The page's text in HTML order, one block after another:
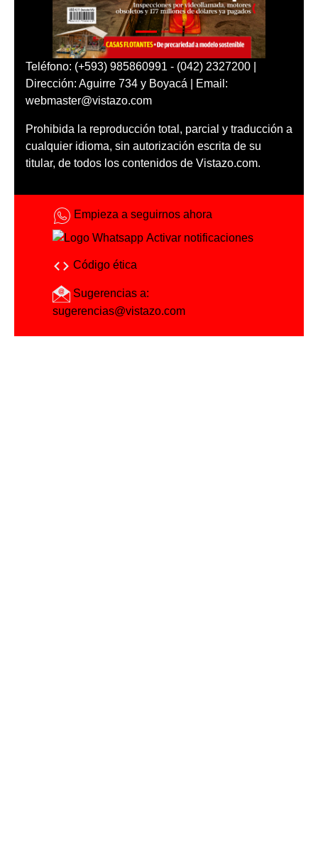
Teléfono: (+593) 985860991 - (042) 2327200 |
Dirección: Aguirre 734 y Boyacá | Email:
webmaster@vistazo.com
Prohibida la reproducción total, parcial y traducción a
cualquier idioma, sin autorización escrita de su
titular, de todos los contenidos de Vistazo.com.
Empieza a seguirnos ahora
Activar notificaciones
Código ética
Sugerencias a:
sugerencias@vistazo.com